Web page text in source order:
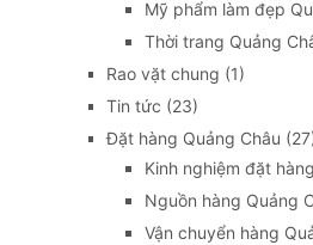
Mỹ phẩm làm đẹp
Thời trang Quảng
Rao vặt chung (1)
Tin tức (23)
Đặt hàng Quảng Châu
Kinh nghiệm đặt hàng
Nguồn hàng Quảng
Vận chuyển hàng